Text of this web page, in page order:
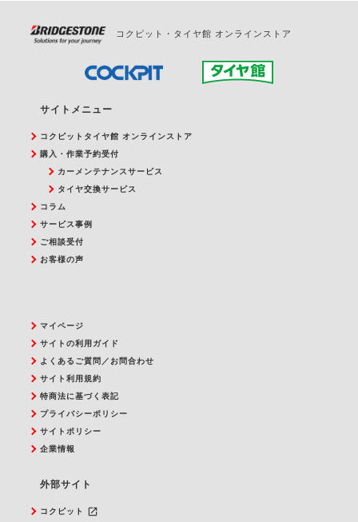
コクピット・タイヤ館 オンラインストア
サイトメニュー
コクピットタイヤ館 オンラインストア
購入・作業予約受付
カーメンテナンスサービス
タイヤ交換サービス
コラム
サービス事例
ご相談受付
お客様の声
マイページ
サイトの利用ガイド
よくあるご質問／お問合わせ
サイト利用規約
特商法に基づく表記
プライバシーポリシー
サイトポリシー
企業情報
外部サイト
コクピット launch